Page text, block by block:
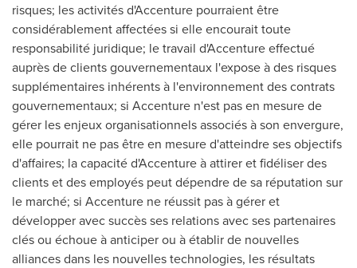
risques; les activités d'Accenture pourraient être
considérablement affectées si elle encourait toute
responsabilité juridique; le travail d'Accenture effectué
auprès de clients gouvernementaux l'expose à des risques
supplémentaires inhérents à l'environnement des contrats
gouvernementaux; si Accenture n'est pas en mesure de
gérer les enjeux organisationnels associés à son envergure,
elle pourrait ne pas être en mesure d'atteindre ses objectifs
d'affaires; la capacité d'Accenture à attirer et fidéliser des
clients et des employés peut dépendre de sa réputation sur
le marché; si Accenture ne réussit pas à gérer et
développer avec succès ses relations avec ses partenaires
clés ou échoue à anticiper ou à établir de nouvelles
alliances dans les nouvelles technologies, les résultats